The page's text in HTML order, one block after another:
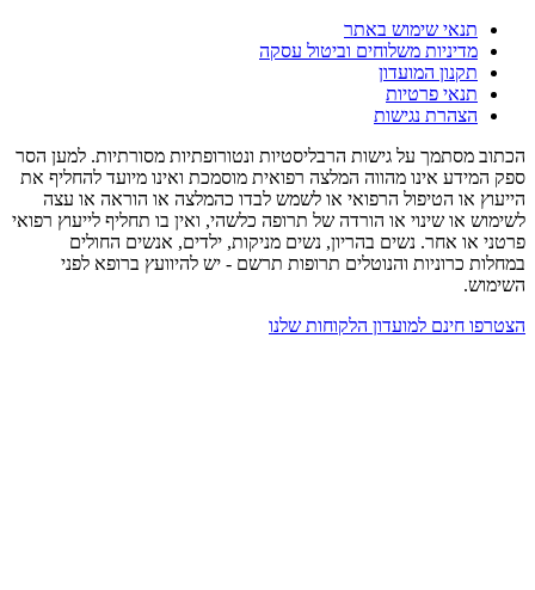
תנאי שימוש באתר
מדיניות משלוחים וביטול עסקה
תקנון המועדון
תנאי פרטיות
הצהרת נגישות
הכתוב מסתמך על גישות הרבליסטיות ונטורופתיות מסורתיות. למען הסר
ספק המידע אינו מהווה המלצה רפואית מוסמכת ואינו מיועד להחליף את
הייעוץ או הטיפול הרפואי או לשמש לבדו כהמלצה או הוראה או עצה
לשימוש או שינוי או הורדה של תרופה כלשהי, ואין בו תחליף לייעוץ רפואי
פרטני או אחר. נשים בהריון, נשים מניקות, ילדים, אנשים החולים
במחלות כרוניות והנוטלים תרופות תרשם - יש להיוועץ ברופא לפני
השימוש.
הצטרפו חינם למועדון הלקוחות שלנו